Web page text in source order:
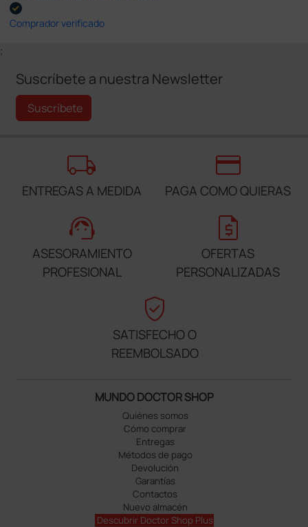
Comprador verificado
;
Suscríbete a nuestra Newsletter
Suscríbete
local_shipping
ENTREGAS A MEDIDA
credit_card
PAGA COMO QUIERAS
support_agent
ASESORAMIENTO
PROFESIONAL
request_quote
OFERTAS
PERSONALIZADAS
verified_user
SATISFECHO O
REEMBOLSADO
MUNDO DOCTOR SHOP
Quiénes somos
Cómo comprar
Entregas
Métodos de pago
Devolución
Garantías
Contactos
Nuevo almacén
Descubrir Doctor Shop Plus